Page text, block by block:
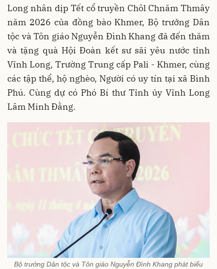
Long nhân dịp Tết cổ truyền Chôl Chnăm Thmây
năm 2026 của đồng bào Khmer, Bộ trưởng Dân
tộc và Tôn giáo Nguyễn Đình Khang đã đến thăm
và tặng quà Hội Đoàn kết sư sãi yêu nước tỉnh
Vĩnh Long, Trường Trung cấp Pali - Khmer, cùng
các tập thể, hộ nghèo, Người có uy tín tại xã Bình
Phú. Cùng dự có Phó Bí thư Tỉnh ủy Vĩnh Long
Lâm Minh Đằng.
Bộ trưởng Dân tộc và Tôn giáo Nguyễn Đình Khang phát biểu